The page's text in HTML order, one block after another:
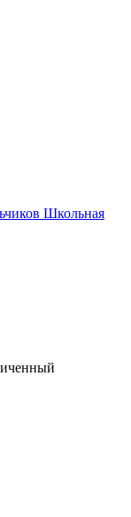
Школьная